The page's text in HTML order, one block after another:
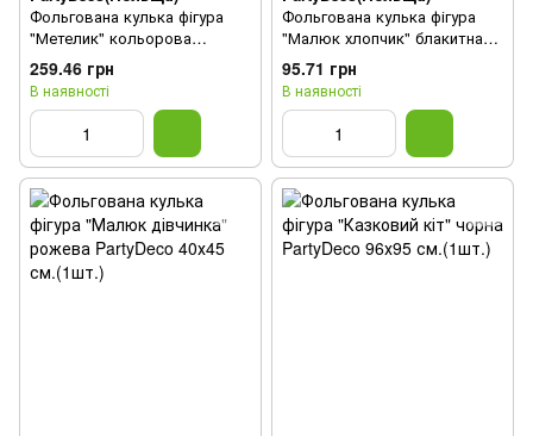
Фольгована кулька фігура
"Метелик" кольорова
PartyDeco 120х87 см.(1шт.)
259.46 грн
В наявності
Фольгована кулька фігура
"Малюк хлопчик" блакитна
PartyDeco 40х45 см.(1шт.)
95.71 грн
В наявності